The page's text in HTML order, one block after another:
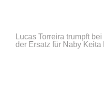
Lucas Torreira trumpft
der Ersatz für Naby